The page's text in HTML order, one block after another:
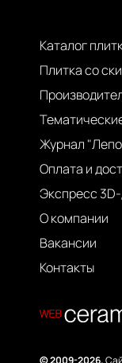
Каталог
Плитка со
Журнал
Оплата и
Экспресс
О компании
Вакансии
Контакты
© 2009-2026.